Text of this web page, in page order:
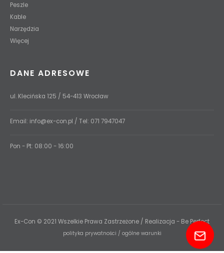
Peszle
Kable
Narzędzia
Więcej
DANE ADRESOWE
ul. Klecińska 125 / 54-413 Wrocław
Email: info@ex-con.pl / Tel: 071 7947047
Pon - Pt: 08:00 - 16:00
Ex-Con © 2021 Wszelkie Prawa Zastrzeżone / Realizacja - Be Perfect
polityka prywatności / ogólne warunki